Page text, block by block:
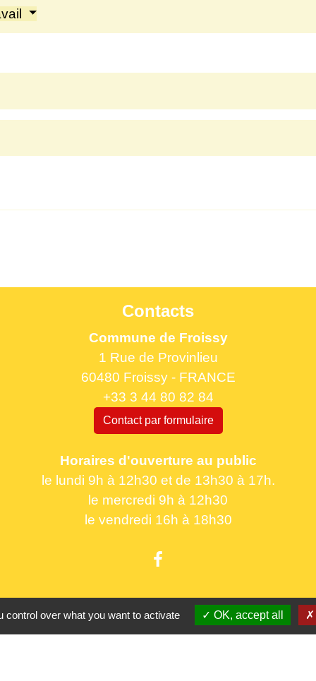
Contacts
Commune de Froissy
1 Rue de Provinlieu
60480 Froissy - FRANCE
+33 3 44 80 82 84
Contact par formulaire
Horaires d'ouverture au public
le lundi 9h à 12h30 et de 13h30 à 17h.
le mercredi 9h à 12h30
le vendredi 16h à 18h30
over what you want to activate OK, accept all